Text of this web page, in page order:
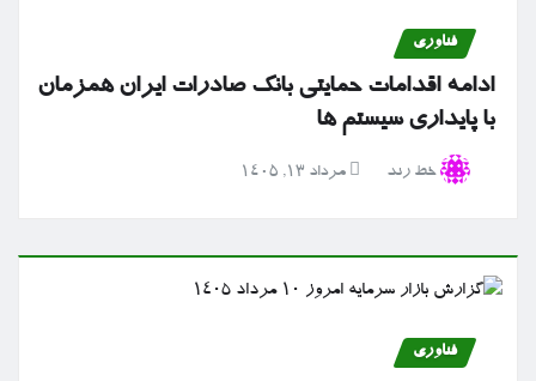
فناوری
ادامه اقدامات حمایتی بانک صادرات ایران همزمان
با پایداری سیستم ها
خط رند مرداد ۱۳, ۱۴۰۵
فناوری